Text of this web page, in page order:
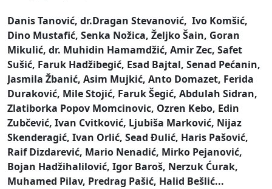
Danis Tanović, dr.Dragan Stevanović, Ivo Komšić,
Dino Mustafić, Senka Nožica, Željko Šain, Goran
Mikulić, dr. Muhidin Hamamdžić, Amir Zec, Safet
Sušić, Faruk Hadžibegić, Esad Bajtal, Senad Pećanin,
Jasmila Žbanić, Asim Mujkić, Anto Domazet, Ferida
Duraković, Mile Stojić, Faruk Šegić, Abdulah Sidran,
Zlatiborka Popov Momcinovic, Ozren Kebo, Edin
Zubčević, Ivan Cvitković, Ljubiša Marković, Nijaz
Skenderagić, Ivan Orlić, Sead Đulić, Haris Pašović,
Raif Dizdarević, Mario Nenadić, Mirko Pejanović,
Bojan Hadžihalilović, Igor Baroš, Nerzuk Ćurak,
Muhamed Pilav, Predrag Pašić, Halid Bešlić...